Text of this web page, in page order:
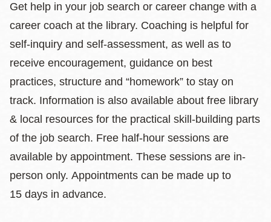
Get help in your job search or career change with a
career coach at the library. Coaching is helpful for
self-inquiry and self-assessment, as well as to
receive encouragement, guidance on best
practices, structure and “homework” to stay on
track. Information is also available about free library
& local resources for the practical skill-building parts
of the job search. Free half-hour sessions are
available by appointment. These sessions are in-
person only. Appointments can be made up to
15 days in advance.